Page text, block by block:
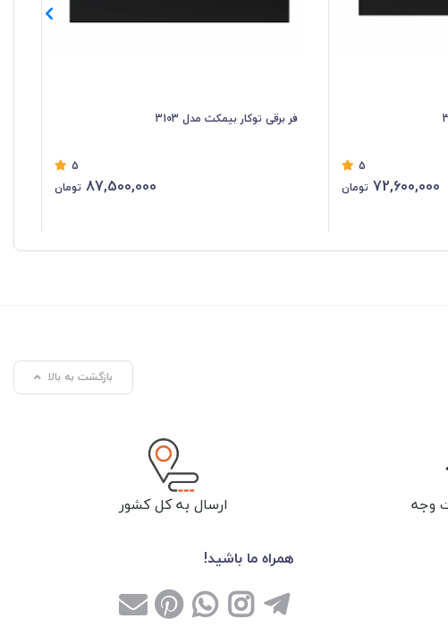
5
72,600,000 تومان
فر برقی توکار بیمکث مدل 3103
5
87,500,000 تومان
بازگشت به بالا
وجه ارسال به کل کشور
همراه ما باشید!